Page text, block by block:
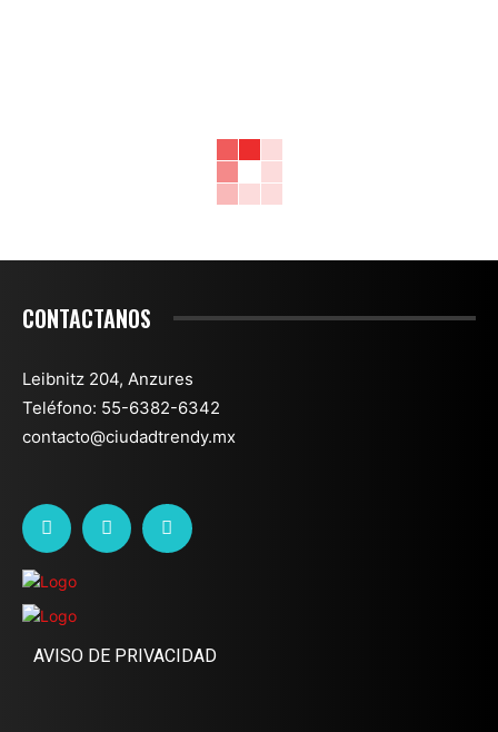
CONTACTANOS
Leibnitz 204, Anzures
Teléfono: 55-6382-6342
contacto@ciudadtrendy.mx
AVISO DE PRIVACIDAD